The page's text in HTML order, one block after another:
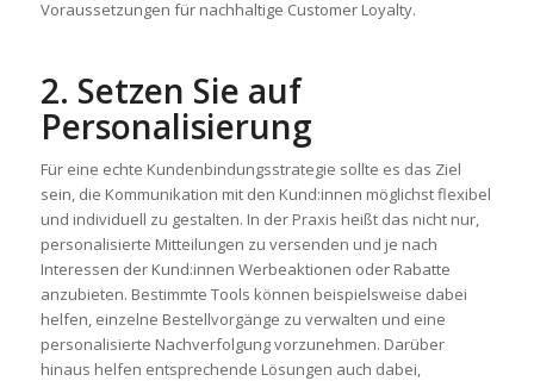
Voraussetzungen für nachhaltige Customer Loyalty.
2. Setzen Sie auf
Personalisierung
Für eine echte Kundenbindungsstrategie sollte es das Ziel
sein, die Kommunikation mit den Kund:innen möglichst flexibel
und individuell zu gestalten. In der Praxis heißt das nicht nur,
personalisierte Mitteilungen zu versenden und je nach
Interessen der Kund:innen Werbeaktionen oder Rabatte
anzubieten. Bestimmte Tools können beispielsweise dabei
helfen, einzelne Bestellvorgänge zu verwalten und eine
personalisierte Nachverfolgung vorzunehmen. Darüber
hinaus helfen entsprechende Lösungen auch dabei,